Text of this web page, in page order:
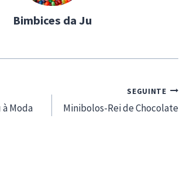
Bimbices da Ju
Moda
SEGUINTE
Minibolos-Rei de Chocolate